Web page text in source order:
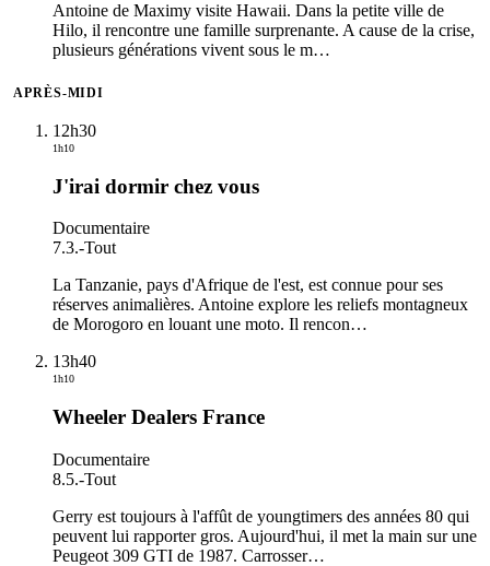
Antoine de Maximy visite Hawaii. Dans la petite ville de
Hilo, il rencontre une famille surprenante. A cause de la crise,
plusieurs générations vivent sous le m…
APRÈS-MIDI
12h30
1h10
J'irai dormir chez vous
Documentaire
7.3.-Tout
La Tanzanie, pays d'Afrique de l'est, est connue pour ses
réserves animalières. Antoine explore les reliefs montagneux
de Morogoro en louant une moto. Il rencon…
13h40
1h10
Wheeler Dealers France
Documentaire
8.5.-Tout
Gerry est toujours à l'affût de youngtimers des années 80 qui
peuvent lui rapporter gros. Aujourd'hui, il met la main sur une
Peugeot 309 GTI de 1987. Carrosser…